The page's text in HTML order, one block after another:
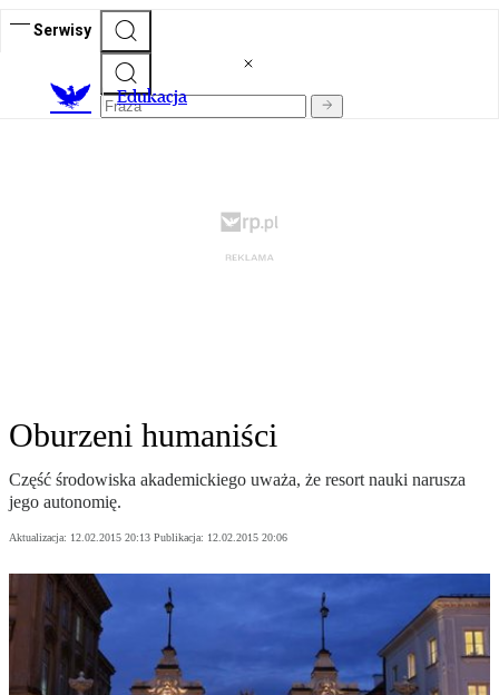
Serwisy
Edukacja
Oburzeni humaniści
Część środowiska akademickiego uważa, że resort nauki narusza
jego autonomię.
Aktualizacja: 12.02.2015 20:13 Publikacja: 12.02.2015 20:06